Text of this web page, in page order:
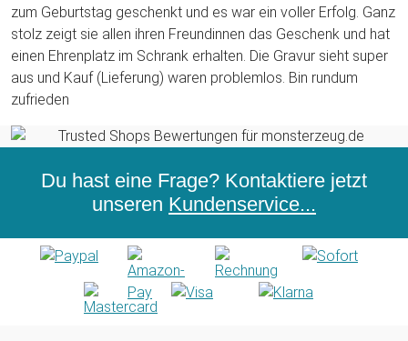
zum Geburtstag geschenkt und es war ein voller Erfolg. Ganz
stolz zeigt sie allen ihren Freundinnen das Geschenk und hat
einen Ehrenplatz im Schrank erhalten. Die Gravur sieht super
aus und Kauf (Lieferung) waren problemlos. Bin rundum
zufrieden
Du hast eine Frage? Kontaktiere jetzt
unseren Kundenservice...